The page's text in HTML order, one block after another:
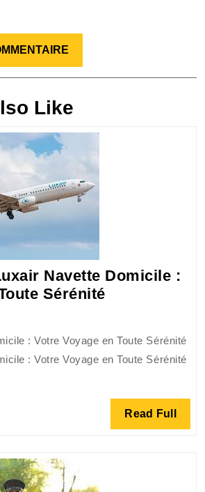
Like
Navette Domicile :
SérénitéService
Navette
Domicile
Voyagez
: Votre Voyage en Toute Sérénité
: Votre Voyage en Toute Sérénité
Read Full Read
Full